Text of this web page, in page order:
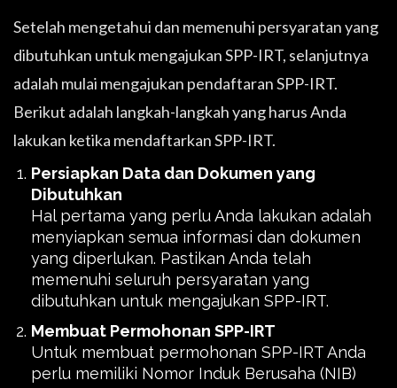
Setelah mengetahui dan memenuhi persyaratan yang
dibutuhkan untuk mengajukan SPP-IRT, selanjutnya
adalah mulai mengajukan pendaftaran SPP-IRT.
Berikut adalah langkah-langkah yang harus Anda
lakukan ketika mendaftarkan SPP-IRT.
Persiapkan Data dan Dokumen yang
Dibutuhkan
Hal pertama yang perlu Anda lakukan adalah
menyiapkan semua informasi dan dokumen
yang diperlukan. Pastikan Anda telah
memenuhi seluruh persyaratan yang
dibutuhkan untuk mengajukan SPP-IRT.
Membuat Permohonan SPP-IRT
Untuk membuat permohonan SPP-IRT Anda
perlu memiliki Nomor Induk Berusaha (NIB)